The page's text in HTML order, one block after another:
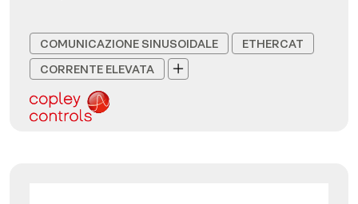
COMUNICAZIONE SINUSOIDALE
ETHERCAT
CORRENTE ELEVATA